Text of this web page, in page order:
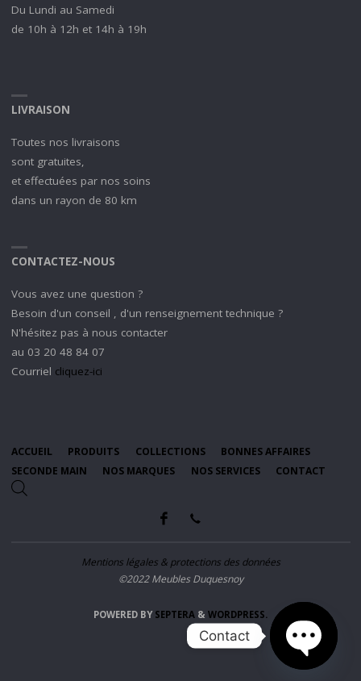
Du Lundi au Samedi
de 10h à 12h et 14h à 19h
LIVRAISON
Toutes nos livraisons
sont gratuites,
et effectuées par nos soins
dans un rayon de 80 km
CONTACTEZ-NOUS
Vous avez une question ?
Besoin d'un conseil , d'un renseignement technique ?
N'hésitez pas à nous contacter
au 03 20 48 84 07
Courriel cliquez-ici
ACCUEIL PRODUITS COLLECTIONS
BONNES AFFAIRES
SECONDE MAIN
NOS MARQUES NOS SERVICES CONTACT
Mentions légales & protections des données
©2022 Meubles Duquesnoy
POWERED BYSEPTERA & WORDPRESS.
Contact